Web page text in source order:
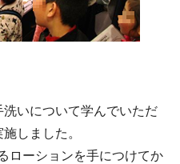
いについて学んでいただ
しました。
ローションを手につけてか